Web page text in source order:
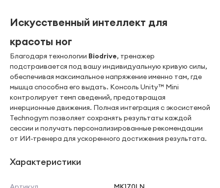
Искусственный интеллект для
красоты ног
Благодаря технологии Biodrive, тренажер
подстраивается под вашу индивидуальную кривую силы,
обеспечивая максимальное напряжение именно там, где
мышца способна его выдать. Консоль Unity™ Mini
контролирует темп сведений, предотвращая
инерционные движения. Полная интеграция с экосистемой
Technogym позволяет сохранять результаты каждой
сессии и получать персонализированные рекомендации
от ИИ-тренера для ускоренного достижения результата.
Характеристики